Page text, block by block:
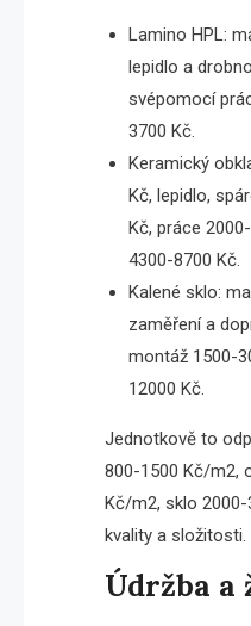
Lamino HPL:
lepidlo a
svépomocí
3700 Kč.
Keramický
Kč, lepidlo,
Kč, práce
4300-8700 Kč.
Kalené sklo:
zaměření a
montáž 1500-
12000 Kč.
Jednotkově to
800-1500 Kč/m2,
Kč/m2, sklo
kvality a složitosti.
Údržba a